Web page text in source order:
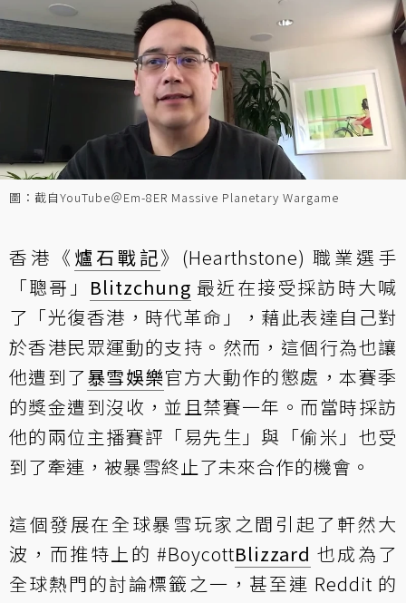
圖：截自YouTube＠Em-8ER Massive Planetary Wargame
香港《 爐石戰記》(Hearthstone) 職業選手
「聰哥」 Blitzchung 最近在接受採訪時大喊
了「光復香港，時代革命」，藉此表達自己對
於香港民眾運動的支持。然而，這個行為也讓
他遭到了暴雪娛樂官方大動作的懲處，本賽季
的獎金遭到沒收，並且禁賽一年。而當時採訪
他的兩位主播賽評「易先生」與「偷米」也受
到了牽連，被暴雪終止了未來合作的機會。
這個發展在全球暴雪玩家之間引起了軒然大
波，而推特上的 #BoycottBlizzard 也成為了
全球熱門的討論標籤之一，甚至連 Reddit 的